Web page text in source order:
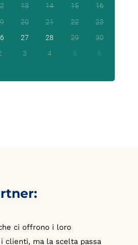
13 14 15
16
20 21 22
23
27 28 29
30
3 4 5 6
ci offrono i loro
clienti, ma la scelta passa